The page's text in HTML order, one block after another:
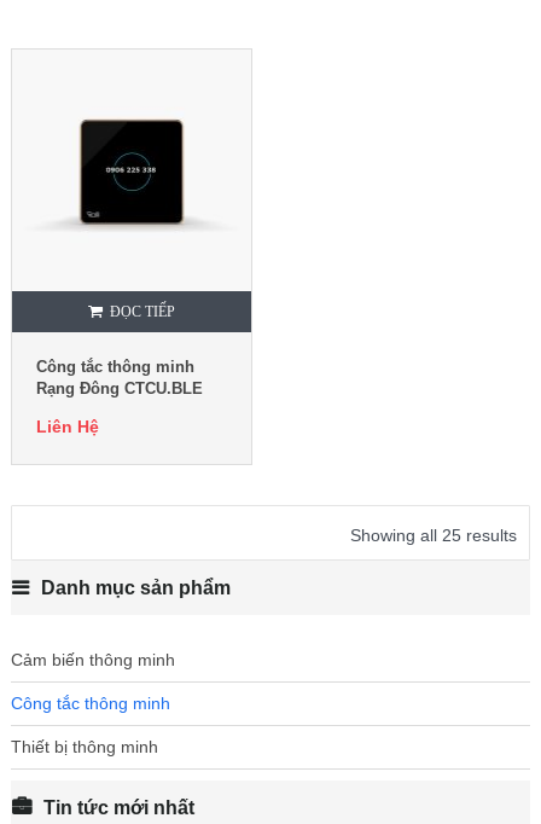
ĐỌC TIẾP
Công tắc thông minh
Rạng Đông CTCU.BLE
Liên Hệ
Showing all 25 results
Danh mục sản phẩm
Cảm biến thông minh
Công tắc thông minh
Thiết bị thông minh
Tin tức mới nhất